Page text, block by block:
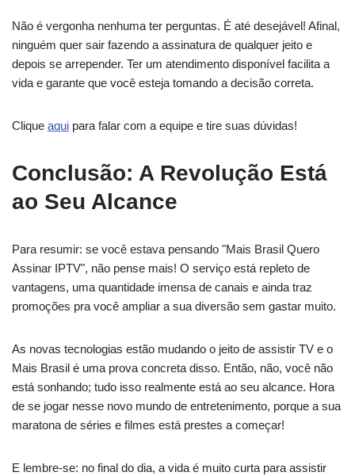
Não é vergonha nenhuma ter perguntas. É até desejável! Afinal,
ninguém quer sair fazendo a assinatura de qualquer jeito e
depois se arrepender. Ter um atendimento disponível facilita a
vida e garante que você esteja tomando a decisão correta.
Clique aqui para falar com a equipe e tire suas dúvidas!
Conclusão: A Revolução Está
ao Seu Alcance
Para resumir: se você estava pensando "Mais Brasil Quero
Assinar IPTV", não pense mais! O serviço está repleto de
vantagens, uma quantidade imensa de canais e ainda traz
promoções pra você ampliar a sua diversão sem gastar muito.
As novas tecnologias estão mudando o jeito de assistir TV e o
Mais Brasil é uma prova concreta disso. Então, não, você não
está sonhando; tudo isso realmente está ao seu alcance. Hora
de se jogar nesse novo mundo de entretenimento, porque a sua
maratona de séries e filmes está prestes a começar!
E lembre-se: no final do dia, a vida é muito curta para assistir